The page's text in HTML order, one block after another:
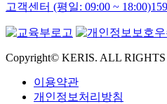
고객센터 (평일: 09:00 ~ 18:00)
Copyright© KERIS. ALL RIGHTS
이용약관
개인정보처리방침